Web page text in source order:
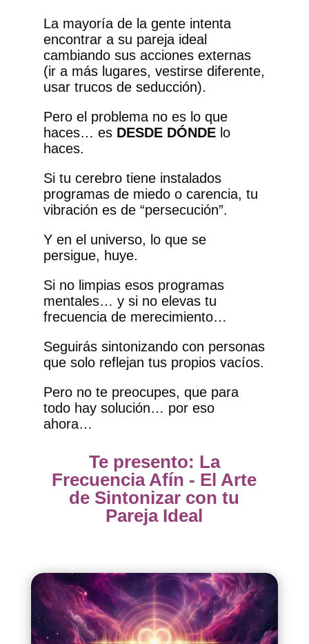
La mayoría de la gente intenta
encontrar a su pareja ideal
cambiando sus acciones externas
(ir a más lugares, vestirse diferente,
usar trucos de seducción).
Pero el problema no es lo que
haces… es DESDE DÓNDElo
haces.
Si tu cerebro tiene instalados
programas de miedo o carencia, tu
vibración es de “persecución”.
Y en el universo, lo que se
persigue, huye.
Si no limpias esos programas
mentales… y si no elevas tu
frecuencia de merecimiento…
Seguirás sintonizando con personas
que solo reflejan tus propios vacíos.
Pero no te preocupes, que para
todo hay solución… por eso
ahora…
Te presento: La
Frecuencia Afín - El Arte
de Sintonizar con tu
Pareja Ideal